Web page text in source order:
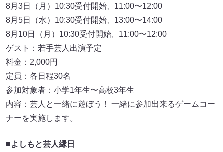
8月3日（月）10:30受付開始、11:00〜12:00
8月5日（水）10:30受付開始、13:00〜14:00
8月10日（月）10:30受付開始、11:00〜12:00
ゲスト：若手芸人出演予定
料金：2,000円
定員：各日程30名
参加対象者：小学1年生〜高校3年生
内容：芸人と一緒に遊ぼう！ 一緒に参加出来るゲームコー
ナーを実施します。
■よしもと芸人縁日